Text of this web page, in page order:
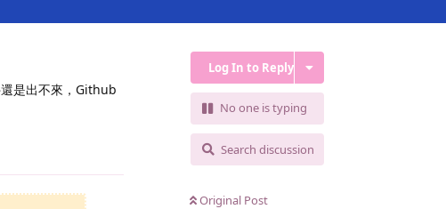
Log In to Reply
No one is typing
Search discussion
Original Post
是出不來，Github